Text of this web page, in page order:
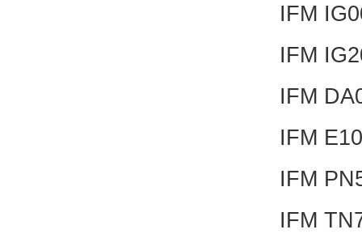
IFM
IFM
IFM
IFM
IFM
IFM